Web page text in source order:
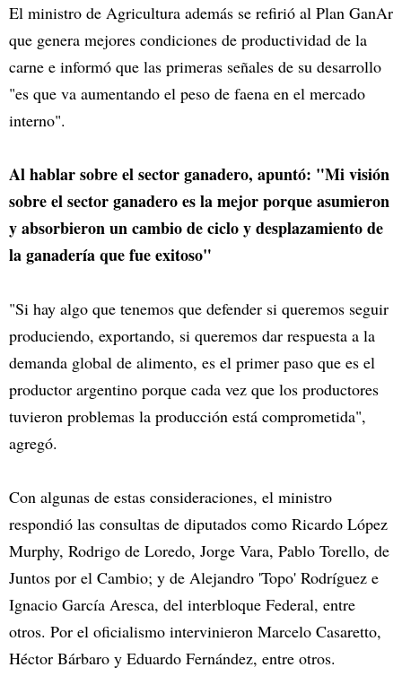
El ministro de Agricultura además se refirió al Plan GanAr
que genera mejores condiciones de productividad de la
carne e informó que las primeras señales de su desarrollo
"es que va aumentando el peso de faena en el mercado
interno".
Al hablar sobre el sector ganadero, apuntó: "Mi visión
sobre el sector ganadero es la mejor porque asumieron
y absorbieron un cambio de ciclo y desplazamiento de
la ganadería que fue exitoso"
"Si hay algo que tenemos que defender si queremos seguir
produciendo, exportando, si queremos dar respuesta a la
demanda global de alimento, es el primer paso que es el
productor argentino porque cada vez que los productores
tuvieron problemas la producción está comprometida",
agregó.
Con algunas de estas consideraciones, el ministro
respondió las consultas de diputados como Ricardo López
Murphy, Rodrigo de Loredo, Jorge Vara, Pablo Torello, de
Juntos por el Cambio; y de Alejandro 'Topo' Rodríguez e
Ignacio García Aresca, del interbloque Federal, entre
otros. Por el oficialismo intervinieron Marcelo Casaretto,
Héctor Bárbaro y Eduardo Fernández, entre otros.